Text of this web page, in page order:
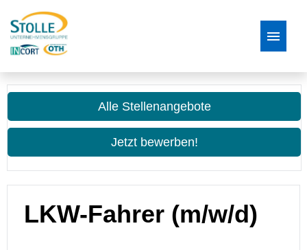
Stellenangebote
Bewerbungsprozess
Alle Stellenangebote
Jetzt bewerben!
LKW-Fahrer (m/w/d)